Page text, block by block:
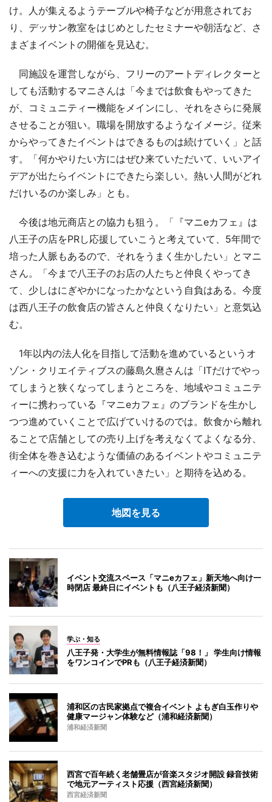
け。人が集えるようテーブルや椅子などが用意されてお
り、デッサン教室をはじめとしたセミナーや朝活など、さ
まざまイベントの開催を見込む。
同施設を運営しながら、フリーのアートディレクターと
しても活動するマニさんは「今までは飲食もやってきた
が、コミュニティー機能をメインにし、それをさらに発展
させることが狙い。職場を開放するようなイメージ。従来
からやってきたイベントはできるものは続けていく」と話
す。「何かやりたい方にはぜひ来ていただいて、いいアイ
デアが出たらイベントにできたら楽しい。熱い人間がどれ
だけいるのか楽しみ」とも。
今後は地元商店との協力も狙う。「『マニeカフェ』は
八王子の店をPRし応援していこうと考えていて、5年間で
培った人脈もあるので、それをうまく生かしたい」とマニ
さん。「今まで八王子のお店の人たちと仲良くやってき
て、少しはにぎやかになったかなという自負はある。今度
は西八王子の飲食店の皆さんと仲良くなりたい」と意気込
む。
1年以内の法人化を目指して活動を進めているというオ
ゾン・クリエイティブスの藤島久麿さんは「ITだけでやっ
てしまうと狭くなってしまうところを、地域やコミュニテ
ィーに携わっている『マニeカフェ』のブランドを生かし
つつ進めていくことで広げていけるのでは。飲食から離れ
ることで店舗としての売り上げを考えなくてよくなる分、
街全体を巻き込むような価値のあるイベントやコミュニテ
ィーへの支援に力を入れていきたい」と期待を込める。
地図を見る
イベント交流スペース「マニeカフェ」新天地へ向け一
時閉店 最終日にイベントも（八王子経済新聞）
学ぶ・知る
八王子発・大学生が無料情報誌「98！」 学生向け情報
をワンコインでPRも（八王子経済新聞）
浦和区の古民家拠点で複合イベント よもぎ白玉作りや
健康マージャン体験など（浦和経済新聞）
浦和経済新聞
西宮で百年続く老舗畳店が音楽スタジオ開設 録音技術
で地元アーティスト応援（西宮経済新聞）
西宮経済新聞